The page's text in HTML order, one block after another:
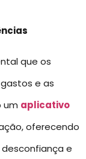
que os
e as
um aplicativo
oferecendo
e